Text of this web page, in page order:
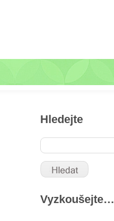
Hledejte
Vyzkoušejte…